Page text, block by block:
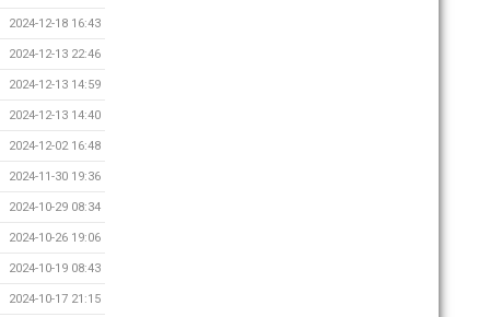
2024-12-18 16:43
2024-12-13 22:46
2024-12-13 14:59
2024-12-13 14:40
2024-12-02 16:48
2024-11-30 19:36
2024-10-29 08:34
2024-10-26 19:06
2024-10-19 08:43
2024-10-17 21:15